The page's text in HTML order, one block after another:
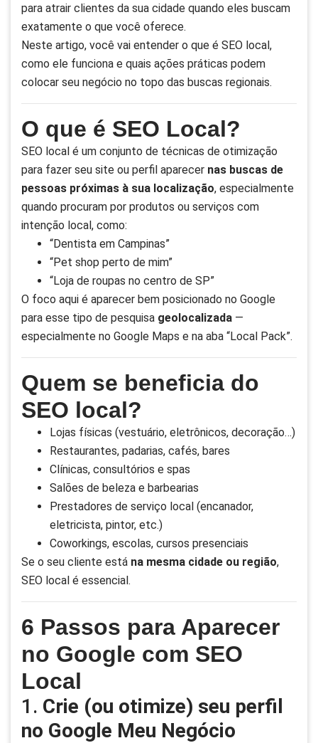
para atrair clientes da sua cidade quando eles buscam
exatamente o que você oferece.
Neste artigo, você vai entender o que é SEO local,
como ele funciona e quais ações práticas podem
colocar seu negócio no topo das buscas regionais.
O que é SEO Local?
SEO local é um conjunto de técnicas de otimização
para fazer seu site ou perfil aparecer nas buscas de
pessoas próximas à sua localização, especialmente
quando procuram por produtos ou serviços com
intenção local, como:
“Dentista em Campinas”
“Pet shop perto de mim”
“Loja de roupas no centro de SP”
O foco aqui é aparecer bem posicionado no Google
para esse tipo de pesquisa geolocalizada —
especialmente no Google Maps e na aba “Local Pack”.
Quem se beneficia do
SEO local?
Lojas físicas (vestuário, eletrônicos, decoração…)
Restaurantes, padarias, cafés, bares
Clínicas, consultórios e spas
Salões de beleza e barbearias
Prestadores de serviço local (encanador,
eletricista, pintor, etc.)
Coworkings, escolas, cursos presenciais
Se o seu cliente está na mesma cidade ou região,
SEO local é essencial.
6 Passos para Aparecer
no Google com SEO
Local
1. Crie (ou otimize) seu perfil
no Google Meu Negócio